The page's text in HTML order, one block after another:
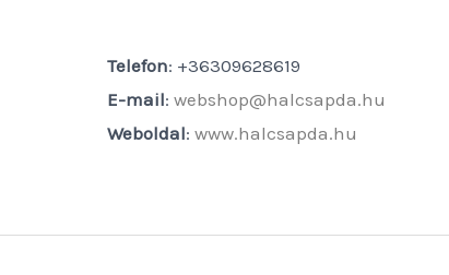
Telefon: +36309628619
E-mail:webshop@halcsapda.hu
Weboldal:www.halcsapda.hu